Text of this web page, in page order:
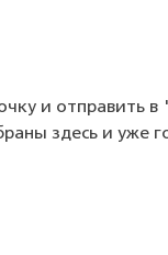
и
здесь и уже